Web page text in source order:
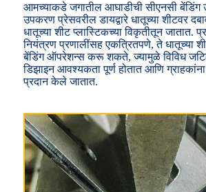
आमच्याकडे जगातील आघाडीची सीएनसी
उपकरण प्रेसवरील डायद्वारे धातूच्या शीटवर
धातूच्या शीट प्लास्टिकच्या विकृतीतून जातात.
नियंत्रण प्रणालींसह एकत्रितपणे, ते धातूच्या
बेंडिंग ऑपरेशन्स करू शकते, ज्यामुळे विविध
डिझाइन आवश्यकता पूर्ण होतात आणि
प्रदान केले जातात.